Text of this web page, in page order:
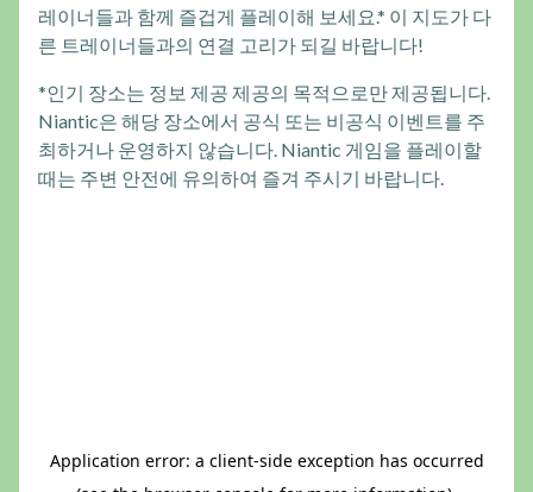
레이너들과 함께 즐겁게 플레이해 보세요.* 이 지도가 다
른 트레이너들과의 연결 고리가 되길 바랍니다!
*인기 장소는 정보 제공 제공의 목적으로만 제공됩니다.
Niantic은 해당 장소에서 공식 또는 비공식 이벤트를 주
최하거나 운영하지 않습니다. Niantic 게임을 플레이할
때는 주변 안전에 유의하여 즐겨 주시기 바랍니다.